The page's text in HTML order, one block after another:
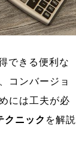
できる便利な
コンバージョ
には工夫が必
クニック を解説